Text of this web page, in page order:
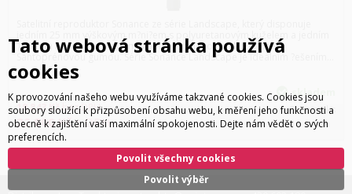
jedním 25 mm výškovým m?ni?em s polyuretanovým kuželem a jedním
165 mm basovým m?ni?em s polypropylenovým kuželem se
Santoprénovou gumou. Série Sonance Landscape je ideálním ?ešením...
18 843 Kčbez DPH
22 800Kč s DPH
skladem
Cena za ks
Tato webová stránka používá
cookies
K provozování našeho webu využíváme takzvané cookies. Cookies jsou
soubory sloužící k přizpůsobení obsahu webu, k měření jeho funkčnosti a
obecně k zajištění vaší maximální spokojenosti. Dejte nám vědět o svých
preferencích.
Povolit výběr
Povolit všechny cookies